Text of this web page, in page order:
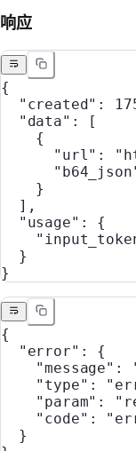
响应
{
  "created"
:
  "data"
: [
    {
      "url"
:
    }
  ],
  "usage"
: {
  }
}
{
  "error"
: {
    "message"
:
    "type"
:
    "param"
:
    "code"
:
  }